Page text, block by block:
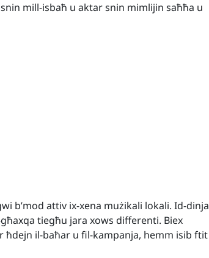
mill-isbaħ u aktar snin mimlijin saħħa u
b’mod attiv ix-xena mużikali lokali. Id-dinja
tiegħu jara xows differenti. Biex
ħdejn il-baħar u fil-kampanja, hemm isib ftit